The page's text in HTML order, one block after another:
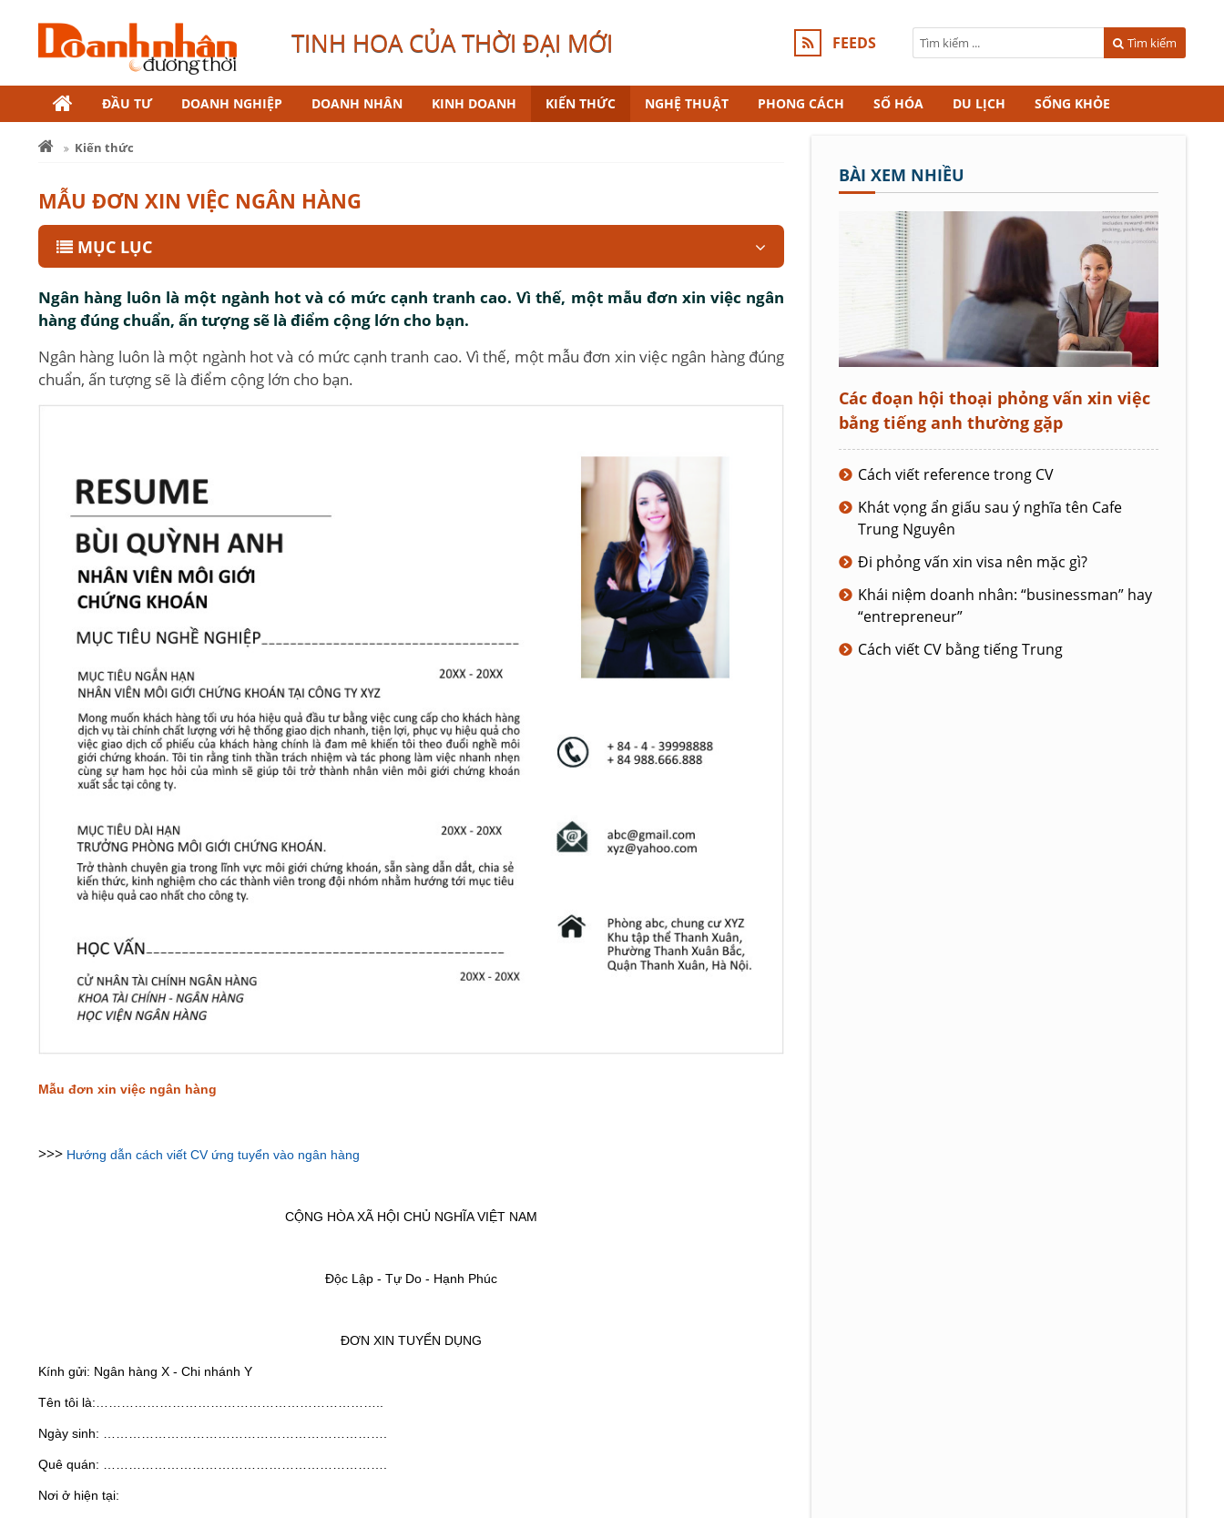
TINH HOA CỦA THỜI ĐẠI MỚI FEEDS Tìm kiếm
ĐẦU TƯ DOANH NGHIỆP DOANH NHÂN KINH DOANH KIẾN THỨC NGHỆ THUẬT PHONG CÁCH SỐ HÓA DU LỊCH SỐNG KHỎE
Kiến thức
MẪU ĐƠN XIN VIỆC NGÂN HÀNG
MỤC LỤC
Ngân hàng luôn là một ngành hot và có mức cạnh tranh cao. Vì thế, một mẫu đơn xin việc ngân
hàng đúng chuẩn, ấn tượng sẽ là điểm cộng lớn cho bạn.
Ngân hàng luôn là một ngành hot và có mức cạnh tranh cao. Vì thế, một mẫu đơn xin việc ngân hàng đúng
chuẩn, ấn tượng sẽ là điểm cộng lớn cho bạn.
Mẫu đơn xin việc ngân hàng
>>> Hướng dẫn cách viết CV ứng tuyển vào ngân hàng
CỘNG HÒA XÃ HỘI CHỦ NGHĨA VIỆT NAM
Độc Lập - Tự Do - Hạnh Phúc
ĐƠN XIN TUYỂN DỤNG
Kính gửi: Ngân hàng X - Chi nhánh Y
Tên tôi là:…………………………………………………………..
Ngày sinh: ………………………………………………………….
Quê quán: ………………………………………………………….
Nơi ở hiện tại:
BÀI XEM NHIỀU
Các đoạn hội thoại phỏng vấn xin việc
bằng tiếng anh thường gặp
Cách viết reference trong CV
Khát vọng ẩn giấu sau ý nghĩa tên Cafe
Trung Nguyên
Đi phỏng vấn xin visa nên mặc gì?
Khái niệm doanh nhân: “businessman” hay
“entrepreneur”
Cách viết CV bằng tiếng Trung